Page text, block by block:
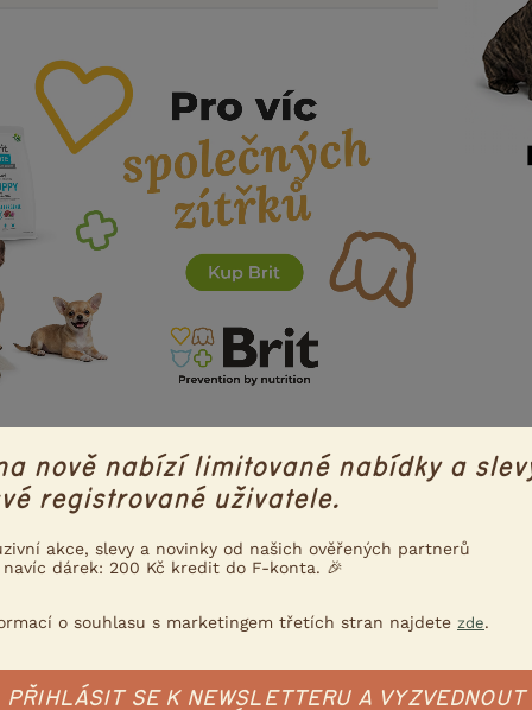
5.5.2018 10:57
trochu zmenšila jinak nelize si to ani neskrabe
Nahlásit Citovat
nově nabízí limitované nabídky a
registrované uživatele.
akce, slevy a novinky od našich ověřených partnerů
navíc dárek: 200 Kč kredit do F-konta. 🎉
o souhlasu s marketingem třetích stran najdete zde.
PŘIHLÁSIT SE K NEWSLETTERU A VYZVEDNOUT